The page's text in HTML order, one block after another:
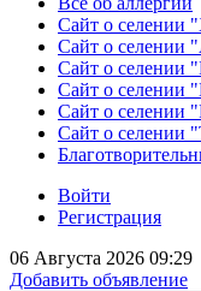
Сайт о селении
Сайт о селении
Сайт о селении
Сайт о селении
Сайт о селении
Сайт о селении
Войти
Регистрация
06 Августа 2026 09:29
Добавить объявление